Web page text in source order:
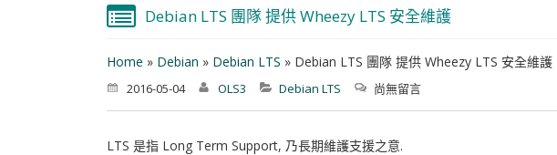
Debian LTS 團隊 提供 Wheezy LTS 安全維護
Home » Debian » Debian LTS » Debian LTS 團隊 提供 Wheezy LTS 安全維護
2016-05-04 OLS3 Debian LTS 尚無留言
LTS 是指 Long Term Support, 乃長期維護支援之意.